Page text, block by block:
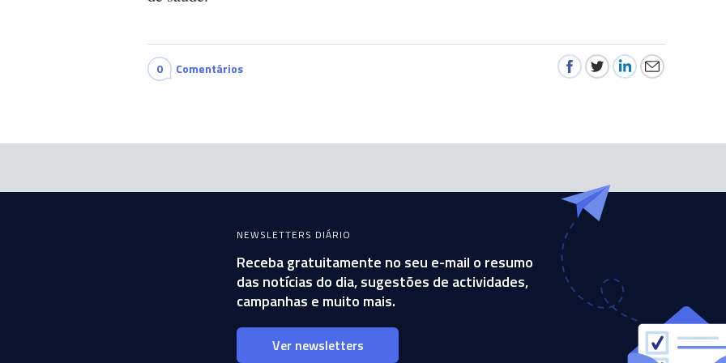
0 Comentários
NEWSLETTERS DIÁRIO
Receba gratuitamente no seu e-mail o resumo
das notícias do dia, sugestões de actividades,
campanhas e muito mais.
Ver newsletters